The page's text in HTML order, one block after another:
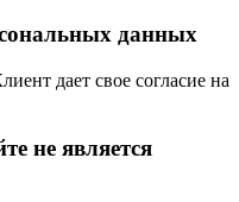
данных
дает свое согласие на
не является